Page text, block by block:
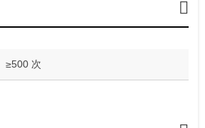
≥500 次